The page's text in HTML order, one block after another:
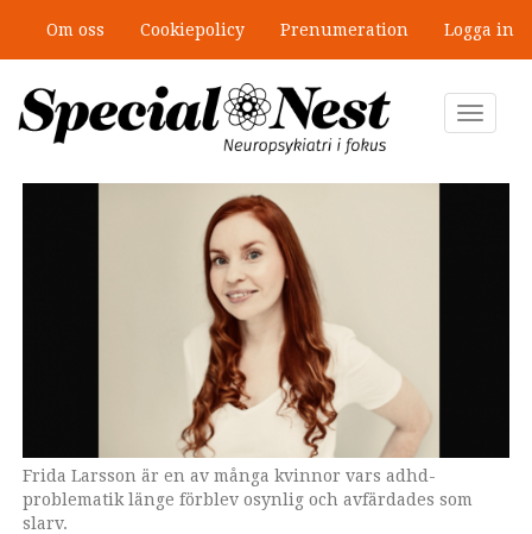
huvudinnehåll
Om oss Cookiepolicy Prenumeration Logga in
Toggle
Frida Larsson är en av många kvinnor vars adhd-
problematik länge förblev osynlig och avfärdades som
slarv.
”Jobbet gick bra – just därför togs
stödet bort”